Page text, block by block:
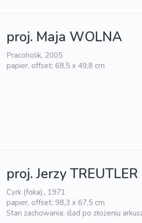
proj. Maja WOLNA
Pracoholik, 2005
papier, offset; 68,5 x 49,8 cm
proj. Jerzy
Cyrk (foka),, 1971
papier, offset; 98,3 x 67,5 cm
Stan zachowania: ślad po złożeniu